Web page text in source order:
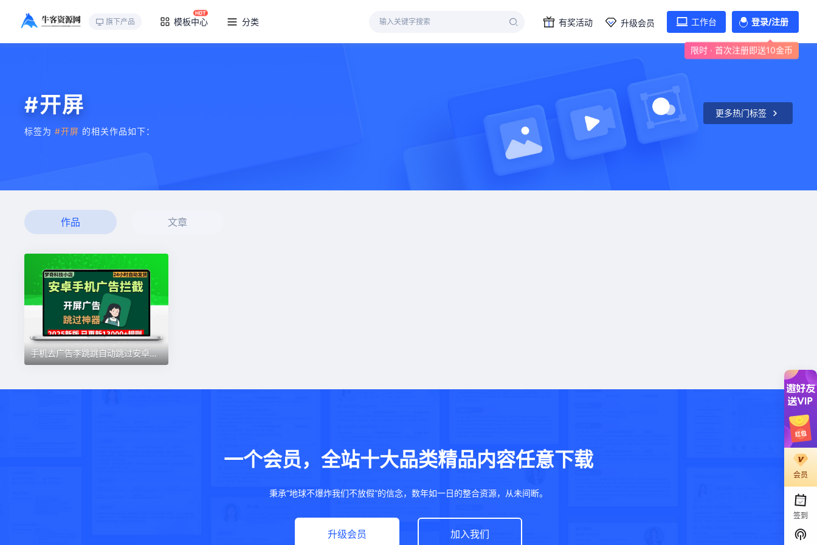
旗下产品 模板中心 分类 有奖活动 升级会员 工作台 登录/注册
限时 · 首次注册即送10金币
#开屏
标签为 #开屏 的相关作品如下：
更多热门标签
作品 文章
手机去广告李跳跳自动跳过安卓软件应用启动页广告拦截开屏弹窗
一个会员，全站十大品类精品内容任意下载
秉承“地球不爆炸我们不放假”的信念，数年如一日的整合资源，从未间断。
升级会员 加入我们
会员
签到